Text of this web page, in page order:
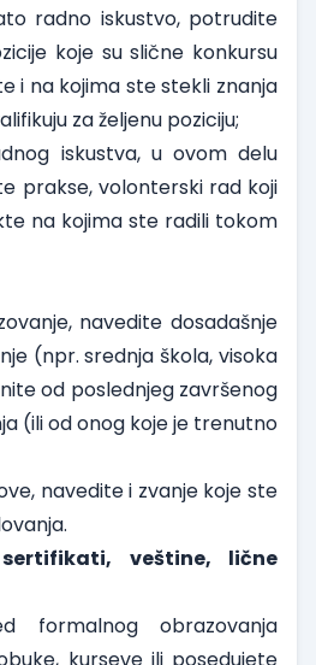
radno iskustvo, potrudite
koje su slične konkursu
i na kojima ste stekli znanja
za željenu poziciju;
iskustva, u ovom delu
prakse, volonterski rad koji
na kojima ste radili tokom
navedite dosadašnje
(npr. srednja škola, visoka
od poslednjeg završenog
(ili od onog koje je trenutno
navedite i zvanje koje ste
veštine, lične
formalnog obrazovanja